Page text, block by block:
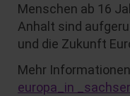
Menschen ab 16
Anhalt sind
und die Zukunft
Mehr
europa_in